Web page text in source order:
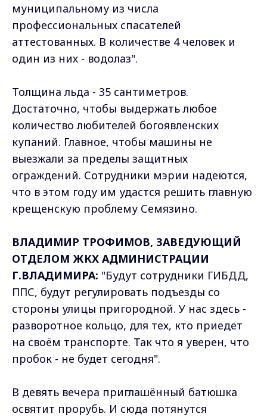
муниципальному из числа
профессиональных спасателей
аттестованных. В количестве 4 человек и
один из них - водолаз".
Толщина льда - 35 сантиметров.
Достаточно, чтобы выдержать любое
количество любителей богоявленских
купаний. Главное, чтобы машины не
выезжали за пределы защитных
ограждений. Сотрудники мэрии надеются,
что в этом году им удастся решить главную
крещенскую проблему Семязино.
ВЛАДИМИР ТРОФИМОВ, ЗАВЕДУЮЩИЙ
ОТДЕЛОМ ЖКХ АДМИНИСТРАЦИИ
Г.ВЛАДИМИРА: "Будут сотрудники ГИБДД,
ППС, будут регулировать подъезды со
стороны улицы пригородной. У нас здесь -
разворотное кольцо, для тех, кто приедет
на своём транспорте. Так что я уверен, что
пробок - не будет сегодня".
В девять вечера приглашённый батюшка
освятит прорубь. И сюда потянутся